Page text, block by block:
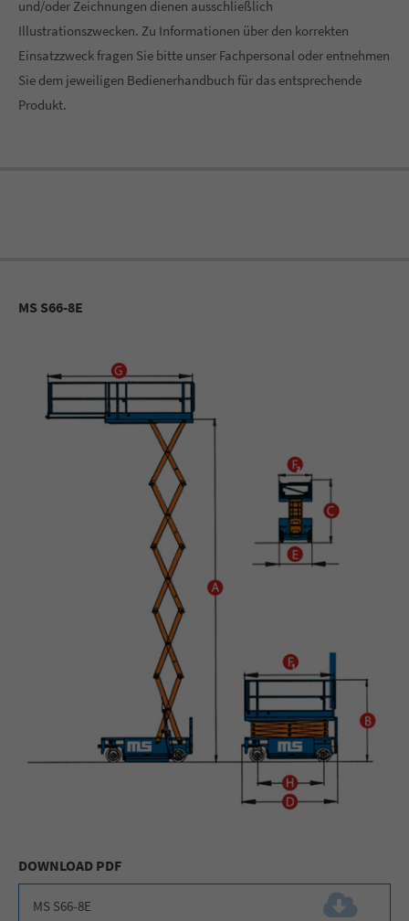
und/oder Zeichnungen dienen ausschließlich
Illustrationszwecken. Zu Informationen über den korrekten
Einsatzzweck fragen Sie bitte unser Fachpersonal oder entnehmen
Sie dem jeweiligen Bedienerhandbuch für das entsprechende
Produkt.
MS S66-8E
DOWNLOAD PDF
MS S66-8E